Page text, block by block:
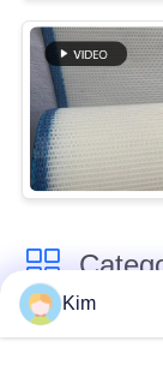
cinghia della
Kim